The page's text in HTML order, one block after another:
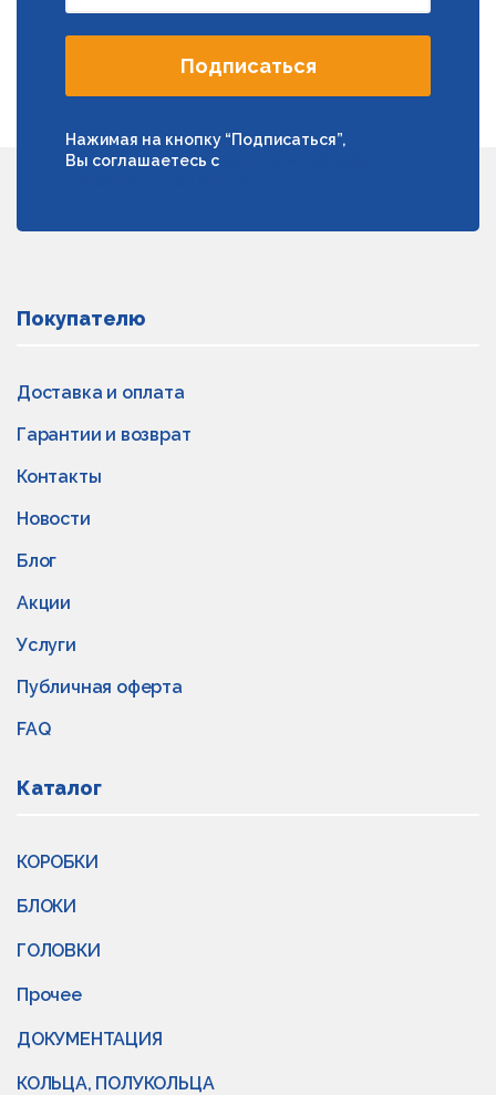
Подписаться
Нажимая на кнопку “Подписаться”,
Вы соглашаетесь с
Покупателю
Доставка и оплата
Гарантии и возврат
Контакты
Новости
Блог
Акции
Услуги
Публичная оферта
FAQ
Каталог
КОРОБКИ
БЛОКИ
ГОЛОВКИ
Прочее
ДОКУМЕНТАЦИЯ
КОЛЬЦА, ПОЛУКОЛЬЦА